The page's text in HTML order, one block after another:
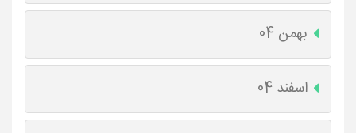
بهمن 04
اسفند 04